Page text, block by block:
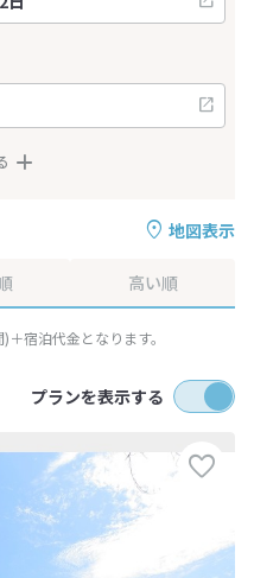
地図表示
高い順
宿泊代金となります。
プランを表示する